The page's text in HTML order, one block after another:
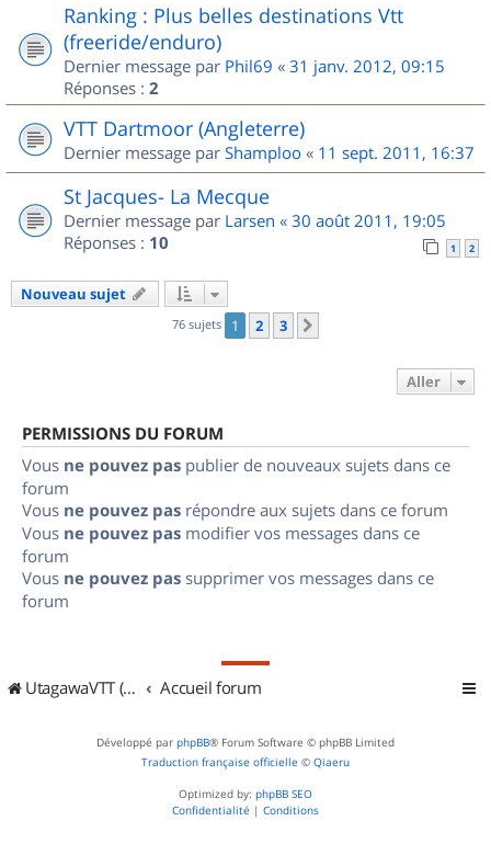
Ranking : Plus belles destinations Vtt
(freeride/enduro)
Dernier message par Phil69 « 31 janv. 2012, 09:15
Réponses : 2
VTT Dartmoor (Angleterre)
Dernier message par Shamploo « 11 sept. 2011, 16:37
St Jacques- La Mecque
Dernier message par Larsen « 30 août 2011, 19:05
Réponses : 10 1 2
Nouveau sujet
76 sujets 1 2 3
Aller
PERMISSIONS DU FORUM
Vous ne pouvez pas publier de nouveaux sujets dans ce
forum
Vous ne pouvez pas répondre aux sujets dans ce forum
Vous ne pouvez pas modifier vos messages dans ce
forum
Vous ne pouvez pas supprimer vos messages dans ce
forum
UtagawaVTT (Randos VTT et VTTAE avec traces GPS) Accueil forum
Développé par phpBB® Forum Software © phpBB Limited
Traduction française officielle © Qiaeru
Optimized by: phpBB SEO
Confidentialité | Conditions